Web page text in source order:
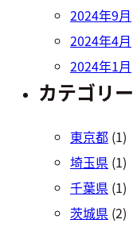
2024年9月
2024年4月
2024年1月
カテゴリー
東京都 (1)
埼玉県 (1)
千葉県 (1)
茨城県 (2)